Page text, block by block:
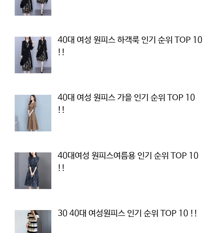
40대 여성 원피스 하객룩 인기 순위 TOP 10
!!
40대 여성 원피스 가을 인기 순위 TOP 10
!!
40대여성 원피스여름용 인기 순위 TOP 10
!!
30 40대 여성원피스 인기 순위 TOP 10 !!